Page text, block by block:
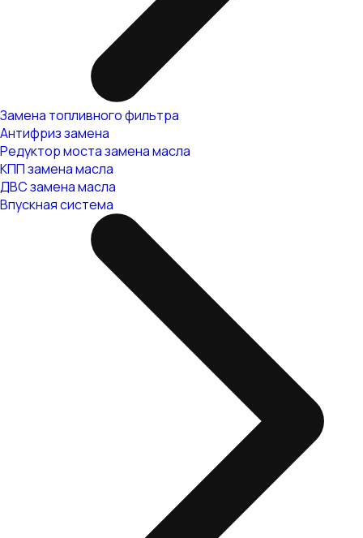
Замена топливного фильтра
Антифриз замена
Редуктор моста замена масла
КПП замена масла
ДВС замена масла
Впускная система